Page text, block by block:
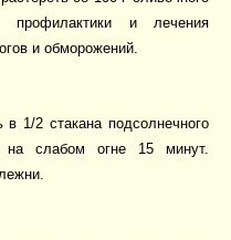
и лечения
и обморожений.
в 1/2 стакана подсолнечного
на слабом огне 15 минут.